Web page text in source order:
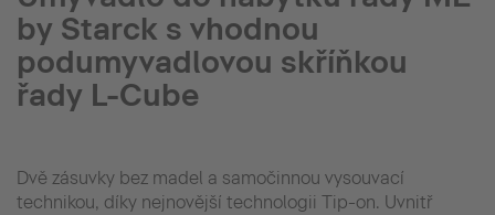
by Starck s vhodnou
podumyvadlovou skříňkou
řady L-Cube
Dvě zásuvky bez madel a samočinnou vysouvací
technikou, díky nejnovější technologii Tip-on. Uvnitř